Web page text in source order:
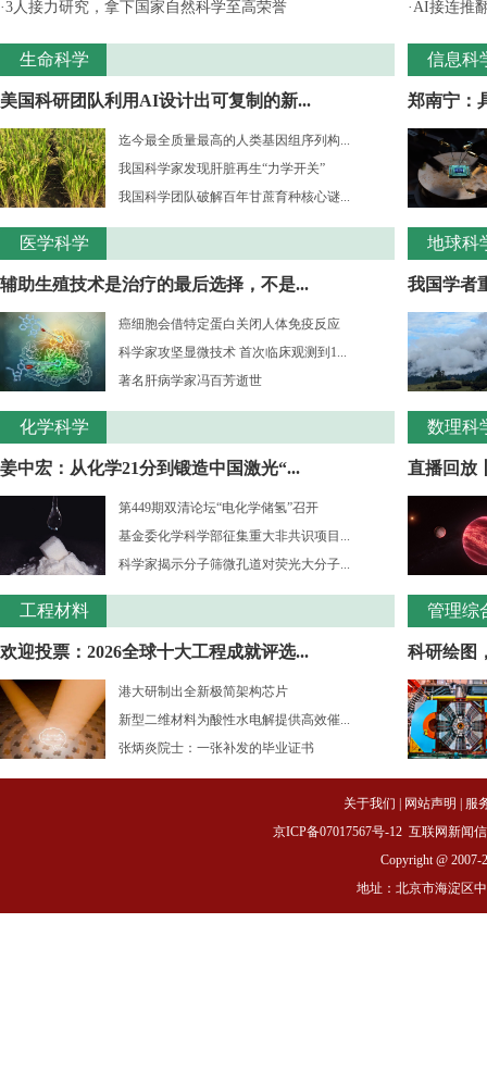
·3人接力研究，拿下国家自然科学至高荣誉
生命科学
美国科研团队利用AI设计出可复制的新...
迄今最全质量最高的人类基因组序列构...
我国科学家发现肝脏再生“力学开关”
我国科学团队破解百年甘蔗育种核心谜...
医学科学
辅助生殖技术是治疗的最后选择，不是...
癌细胞会借特定蛋白关闭人体免疫反应
科学家攻坚显微技术 首次临床观测到1...
著名肝病学家冯百芳逝世
化学科学
姜中宏：从化学21分到锻造中国激光“...
第449期双清论坛“电化学储氢”召开
基金委化学科学部征集重大非共识项目...
科学家揭示分子筛微孔道对荧光大分子...
工程材料
欢迎投票：2026全球十大工程成就评选...
港大研制出全新极简架构芯片
新型二维材料为酸性水电解提供高效催...
张炳炎院士：一张补发的毕业证书
·AI接连推
信息科
郑南宁：
地球科
我国学者
数理科
直播回放
管理综
科研绘图
关于我们 网站声明
服
京ICP备07017567号-12 互联网新闻
Copyright @ 2007-
地址：北京市海淀区